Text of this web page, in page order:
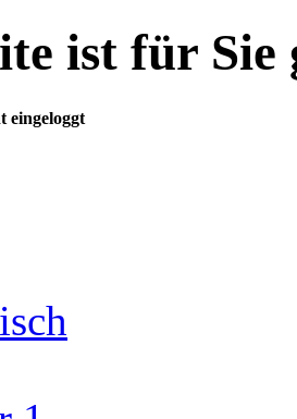
ist für
eingeloggt